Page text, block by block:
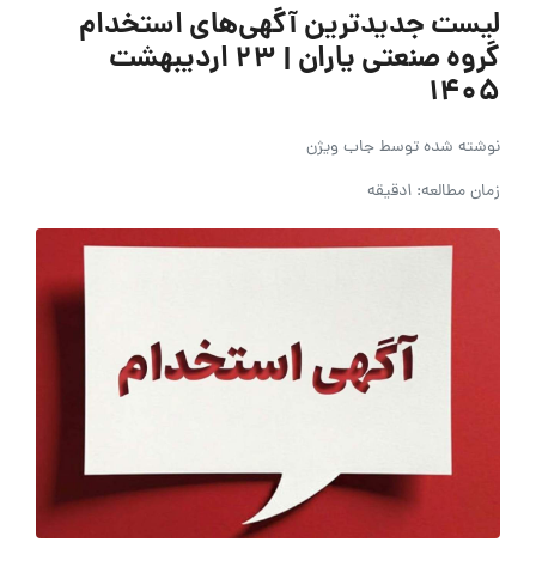
لیست جدیدترین آگهی‌های استخدام
گروه صنعتی یاران | 23 اردیبهشت
۱۴۰۵
نوشته شده توسطجاب ویژن
زمان مطالعه: 1دقیقه